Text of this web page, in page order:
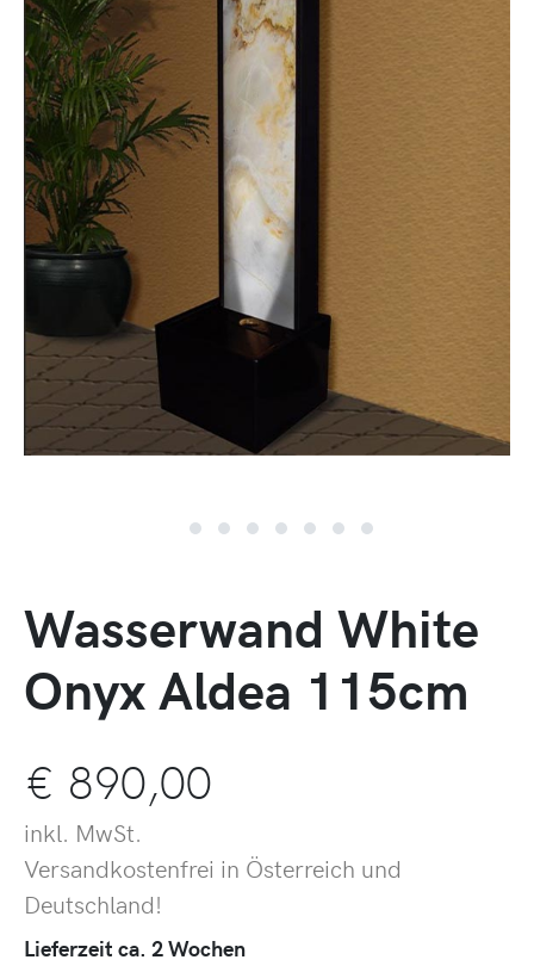
Wasserwand White
Onyx Aldea 115cm
€ 890,00
inkl. MwSt.
Versandkostenfrei in Österreich und
Deutschland!
Lieferzeit ca. 2 Wochen